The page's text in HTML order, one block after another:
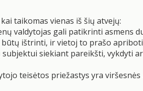
taikomas vienas iš šių atvejų:
valdytojas gali patikrinti asmens
ištrinti, ir vietoj to prašo
siekiant pareikšti, vykdyti
teisėtos priežastys yra